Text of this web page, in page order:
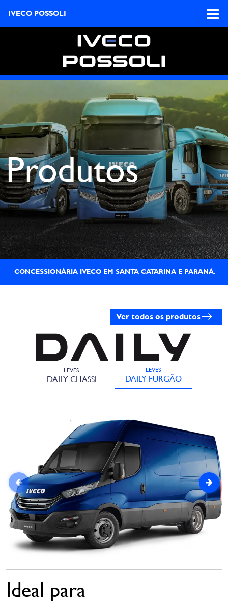
IVECO POSSOLI
Produtos
CONCESSIONÁRIA IVECO EM SANTA CATARINA E PARANÁ.
Ver todos os produtos
LEVES
DAILY CHASSI
LEVES
DAILY FURGÃO
Ideal para